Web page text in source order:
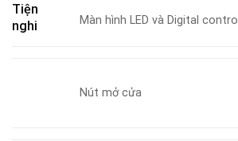
Tiện
nghi
Màn hình LED và Digital control
Nút mở cửa